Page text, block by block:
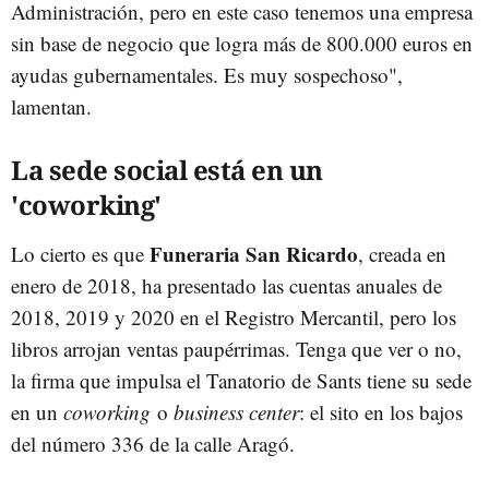
Administración, pero en este caso tenemos una empresa
sin base de negocio que logra más de 800.000 euros en
ayudas gubernamentales. Es muy sospechoso",
lamentan.
La sede social está en un
'coworking'
Lo cierto es que Funeraria San Ricardo, creada en
enero de 2018, ha presentado las cuentas anuales de
2018, 2019 y 2020 en el Registro Mercantil, pero los
libros arrojan ventas paupérrimas. Tenga que ver o no,
la firma que impulsa el Tanatorio de Sants tiene su sede
en un coworking o business center: el sito en los bajos
del número 336 de la calle Aragó.